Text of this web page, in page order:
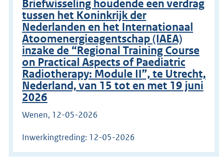
Briefwisseling houdende een verdrag
tussen het Koninkrijk der
Nederlanden en het Internationaal
Atoomenergieagentschap (IAEA)
inzake de “Regional Training Course
on Practical Aspects of Paediatric
Radiotherapy: Module II”, te Utrecht,
Nederland, van 15 tot en met 19 juni
2026
Wenen, 12-05-2026
Inwerkingtreding: 12-05-2026